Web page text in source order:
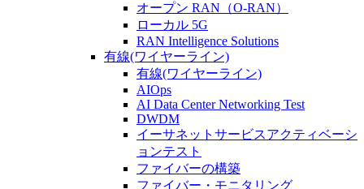
オープン RAN（O-RAN）
ローカル 5G
RAN Intelligence Solutions
有線(ワイヤーライン)
有線(ワイヤーライン)
AIOps
AI Data Center Networking Test
DWDM
イーサネットサービスアクティベーシ
ョンテスト
ファイバーの構築
ファイバー・モニタリング